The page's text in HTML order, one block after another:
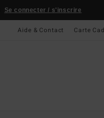
Se connecter / s'inscrire
Aide & Contact Carte